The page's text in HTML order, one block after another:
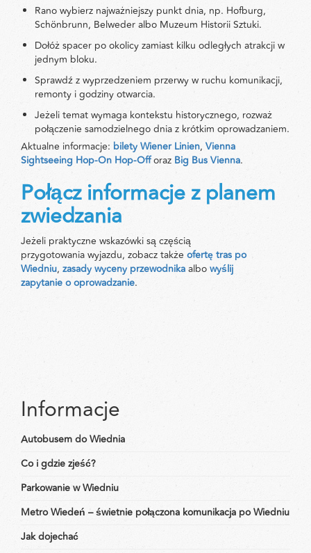
Rano wybierz najważniejszy punkt dnia, np. Hofburg,
Schönbrunn, Belweder albo Muzeum Historii Sztuki.
Dołóż spacer po okolicy zamiast kilku odległych atrakcji w
jednym bloku.
Sprawdź z wyprzedzeniem przerwy w ruchu komunikacji,
remonty i godziny otwarcia.
Jeżeli temat wymaga kontekstu historycznego, rozważ
połączenie samodzielnego dnia z krótkim oprowadzaniem.
Aktualne informacje: bilety Wiener Linien, Vienna
Sightseeing Hop-On Hop-Offoraz Big Bus Vienna.
Połącz informacje z planem
zwiedzania
Jeżeli praktyczne wskazówki są częścią
przygotowania wyjazdu, zobacz także ofertę tras po
Wiedniu, zasady wyceny przewodnikaalbowyślij
zapytanie o oprowadzanie.
Informacje
Autobusem do Wiednia
Co i gdzie zjeść?
Parkowanie w Wiedniu
Metro Wiedeń – świetnie połączona komunikacja po Wiedniu
Jak dojechać